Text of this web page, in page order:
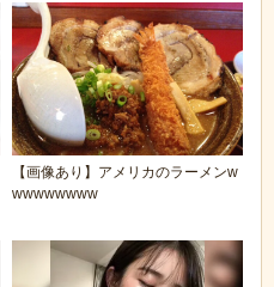
【画像あり】アメリカのラーメンw
wwwwwwww